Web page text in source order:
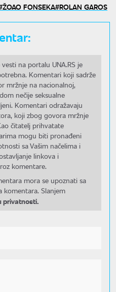
ŽOAO FONSEKA ROLAN GAROS
na portalu UNA.RS je
Komentari koji sadrže
mržnje na nacionalnoj,
nečije seksualne
Komentari odražavaju
koji zbog govora mržnje
čitatelj prihvatate
mogu biti pronađeni
sa Vašim načelima i
linkova i
komentare.
mora se upoznati sa
komentara. Slanjem
privatnosti.